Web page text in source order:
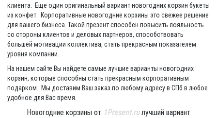
клиента. Еще один оригинальный вариант новогодних корзин букеты
из конфет. Корпоративные новогодние корзины это свежее решение
для вашего бизнеса. Такой презент способен повысить лояльность
со стороны клиентов и деловых партнеров, способствовать
большей мотивации коллектива, стать прекрасным показателем
уровня компании.
На нашем сайте Вы найдете самые лучшие варианты новогодних
корзин, которые способны стать прекрасным корпоративным
подарком. Мы доставим Ваш заказ по любому адресу в СПб в любое
удобное для Вас время.
Новогодние корзины от 1Present.ruлучший вариант